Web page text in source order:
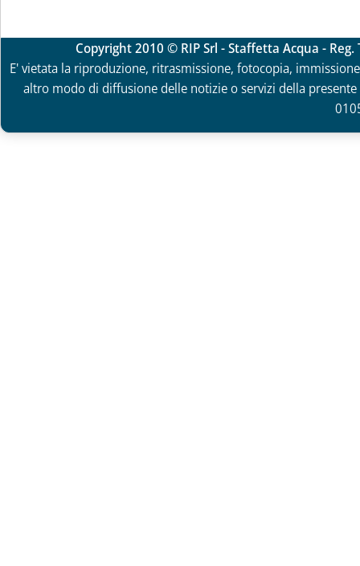
Copyright 2010 © RIP Srl - Staffetta Acqua -
E' vietata la riproduzione, ritrasmissione, fotocopia,
altro modo di diffusione delle notizie o servizi della